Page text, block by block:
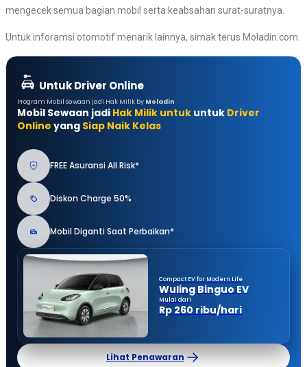
mengecek semua bagian mobil serta keabsahan surat-suratnya.
Untuk inforamsi otomotif menarik lainnya, simak terus Moladin.com.
Untuk Driver Online
Program Mobil Sewaan jadi Hak Milik by Moladin
Mobil Sewaan jadi Hak Milik untuk untuk Driver
Online yang Siap Naik Kelas
FREE Asuransi All Risk*
Diskon Charge 50%
Mobil Diganti Saat Perbaikan*
Compact EV for Modern Life
Wuling Binguo EV
Mulai dari
Rp 260 ribu/hari
Lihat Penawaran